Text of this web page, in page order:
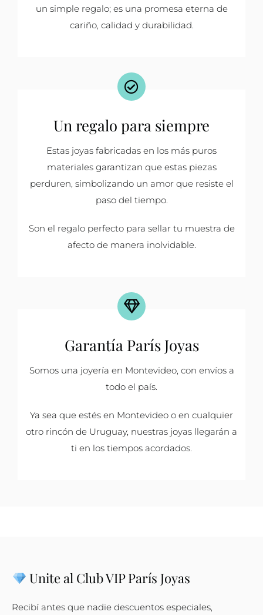
un simple regalo; es una promesa eterna de
cariño, calidad y durabilidad.
Un regalo para siempre
Estas joyas fabricadas en los más puros
materiales garantizan que estas piezas
perduren, simbolizando un amor que resiste el
paso del tiempo.
Son el regalo perfecto para sellar tu muestra de
afecto de manera inolvidable.
Garantía París Joyas
Somos una joyería en Montevideo, con envíos a
todo el país.
Ya sea que estés en Montevideo o en cualquier
otro rincón de Uruguay, nuestras joyas llegarán a
ti en los tiempos acordados.
Unite al Club VIP París Joyas
Recibí antes que nadie descuentos especiales,